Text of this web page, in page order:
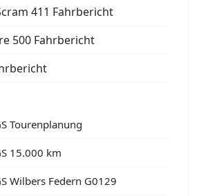
411 Fahrbericht
500 Fahrbericht
Tourenplanung
15.000 km
Wilbers Federn G0129